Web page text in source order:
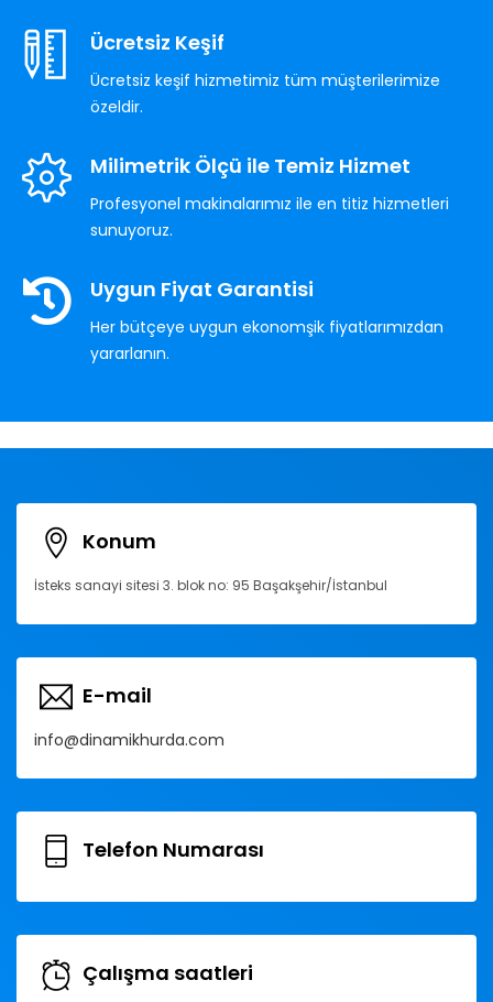
Ücretsiz Keşif
Ücretsiz keşif hizmetimiz tüm müşterilerimize
özeldir.
Milimetrik Ölçü ile Temiz Hizmet
Profesyonel makinalarımız ile en titiz hizmetleri
sunuyoruz.
Uygun Fiyat Garantisi
Her bütçeye uygun ekonomşik fiyatlarımızdan
yararlanın.
Konum
İsteks sanayi sitesi 3. blok no: 95 Başakşehir/İstanbul
E-mail
info@dinamikhurda.com
Telefon Numarası
Çalışma saatleri